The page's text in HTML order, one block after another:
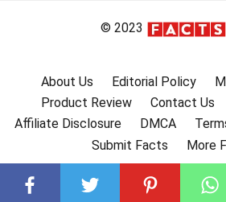
© 2023
About Us Editorial Policy
Product Review
Contact Us
Affiliate Disclosure
DMCA
Submit Facts
More